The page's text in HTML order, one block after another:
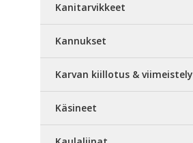
Kanitarvikkeet
Kannukset
Karvan kiillotus & viimeistely
Käsineet